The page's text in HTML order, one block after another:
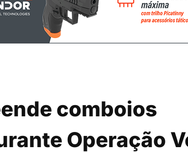
comboios
Operação